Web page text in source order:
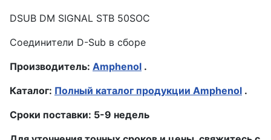
DSUB DM SIGNAL STB 50SOC
Соединители D-Sub в сборе
Производитель: Amphenol .
Каталог: Полный каталог продукции Amphenol .
Сроки поставки: 5-9 недель